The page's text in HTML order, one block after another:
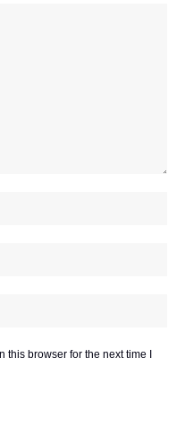
this browser for the next time I